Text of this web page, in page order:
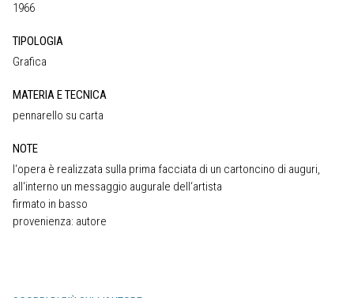
1966
TIPOLOGIA
Grafica
MATERIA E TECNICA
pennarello su carta
NOTE
l‘opera è realizzata sulla prima facciata di un cartoncino di auguri,
all‘interno un messaggio augurale dell‘artista
firmato in basso
provenienza: autore